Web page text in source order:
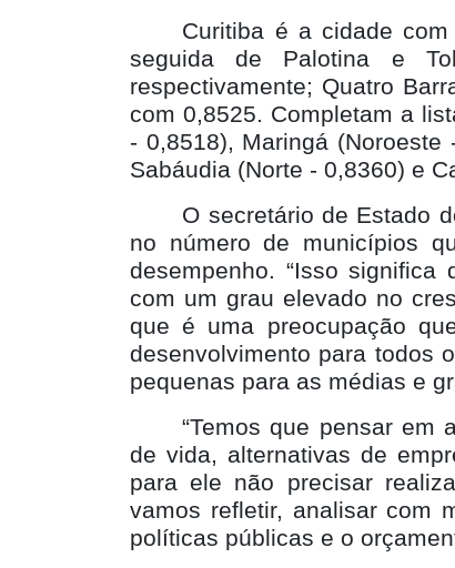
Curitiba é a cidade
seguida de Palotina e
respectivamente; Quatro
com 0,8525. Completam a
- 0,8518), Maringá
Sabáudia (Norte - 0,8360) e
O secretário de Estado
no número de municípios
desempenho. “Isso
com um grau elevado no
que é uma preocupação
desenvolvimento para todos
pequenas para as médias e
“Temos que pensar em
de vida, alternativas de
para ele não precisar
vamos refletir, analisar com
políticas públicas e o